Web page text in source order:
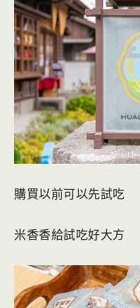
購買以前可以先試吃
米香香給試吃好大方